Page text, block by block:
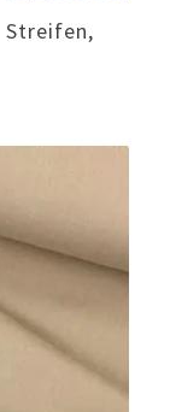
Streifen,